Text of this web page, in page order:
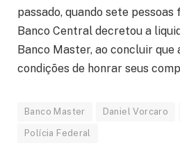
passado, quando sete
Banco Central decretou a
Banco Master, ao concluir
condições de honrar seus
Banco Master Daniel Vorcaro
Polícia Federal